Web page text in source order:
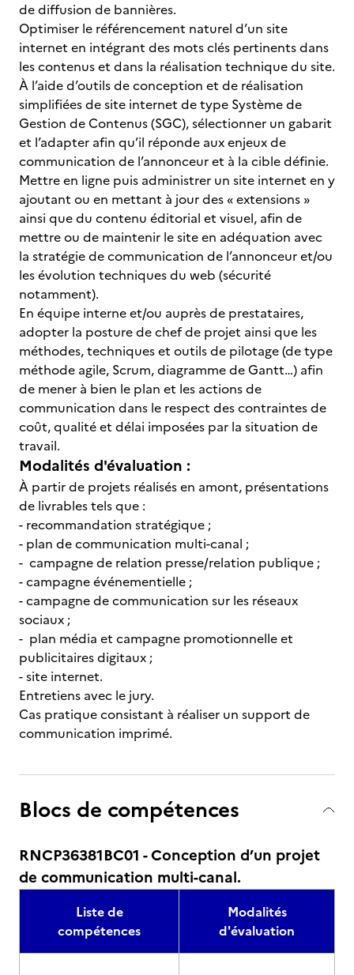
de diffusion de bannières.
Optimiser le référencement naturel d’un site
internet en intégrant des mots clés pertinents dans
les contenus et dans la réalisation technique du site.
À l’aide d’outils de conception et de réalisation
simplifiées de site internet de type Système de
Gestion de Contenus (SGC), sélectionner un gabarit
et l’adapter afin qu’il réponde aux enjeux de
communication de l’annonceur et à la cible définie.
Mettre en ligne puis administrer un site internet en y
ajoutant ou en mettant à jour des « extensions »
ainsi que du contenu éditorial et visuel, afin de
mettre ou de maintenir le site en adéquation avec
la stratégie de communication de l’annonceur et/ou
les évolution techniques du web (sécurité
notamment).
En équipe interne et/ou auprès de prestataires,
adopter la posture de chef de projet ainsi que les
méthodes, techniques et outils de pilotage (de type
méthode agile, Scrum, diagramme de Gantt…) afin
de mener à bien le plan et les actions de
communication dans le respect des contraintes de
coût, qualité et délai imposées par la situation de
travail.
Modalités d'évaluation :
À partir de projets réalisés en amont, présentations
de livrables tels que :
- recommandation stratégique ;
- plan de communication multi-canal ;
- campagne de relation presse/relation publique ;
- campagne événementielle ;
- campagne de communication sur les réseaux
sociaux ;
- plan média et campagne promotionnelle et
publicitaires digitaux ;
- site internet.
Entretiens avec le jury.
Cas pratique consistant à réaliser un support de
communication imprimé.
Blocs de compétences
RNCP36381BC01 - Conception d’un projet
de communication multi-canal.
Liste de
compétences
Modalités
d'évaluation